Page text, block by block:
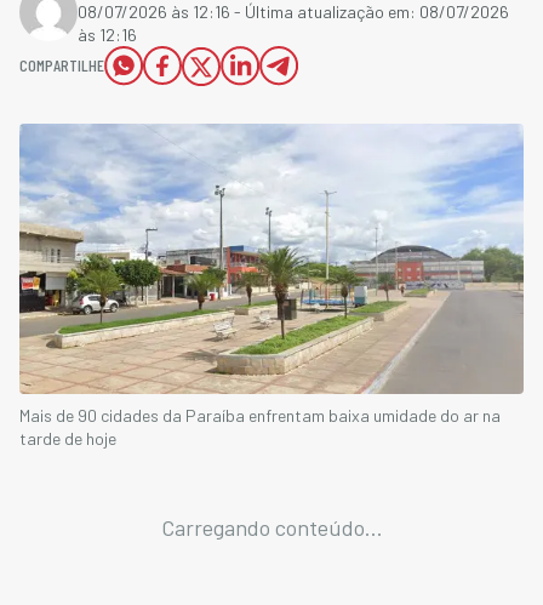
08/07/2026 às 12:16 - Última atualização em: 08/07/2026
às 12:16
COMPARTILHE
Mais de 90 cidades da Paraíba enfrentam baixa umidade do ar na
tarde de hoje
Carregando conteúdo...